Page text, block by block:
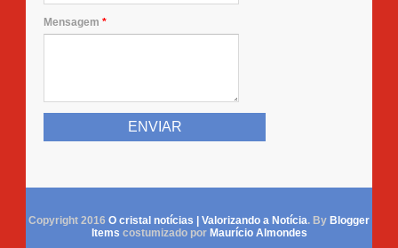
Mensagem *
Copyright 2016 O cristal notícias | Valorizando a Notícia. By Blogger
Items costumizado por Maurício Almondes